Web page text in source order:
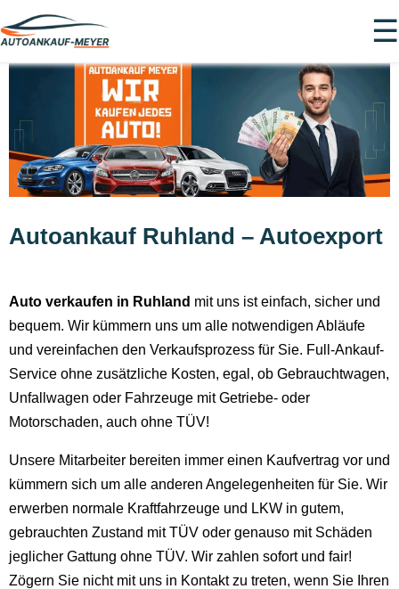
☰
Autoankauf Ruhland – Autoexport
Auto verkaufen in Ruhland mit uns ist einfach, sicher und
bequem. Wir kümmern uns um alle notwendigen Abläufe
und vereinfachen den Verkaufsprozess für Sie. Full-Ankauf-
Service ohne zusätzliche Kosten, egal, ob Gebrauchtwagen,
Unfallwagen oder Fahrzeuge mit Getriebe- oder
Motorschaden, auch ohne TÜV!
Unsere Mitarbeiter bereiten immer einen Kaufvertrag vor und
kümmern sich um alle anderen Angelegenheiten für Sie. Wir
erwerben normale Kraftfahrzeuge und LKW in gutem,
gebrauchten Zustand mit TÜV oder genauso mit Schäden
jeglicher Gattung ohne TÜV. Wir zahlen sofort und fair!
Zögern Sie nicht mit uns in Kontakt zu treten, wenn Sie Ihren